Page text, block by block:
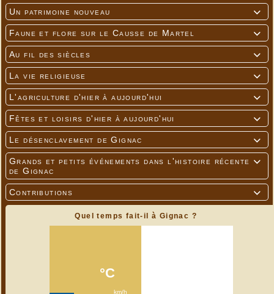

Un patrimoine nouveau

Faune et flore sur le Causse de Martel

Au fil des siècles

La vie religieuse

L'agriculture d'hier à aujourd'hui

Fêtes et loisirs d'hier à aujourd'hui

Le désenclavement de Gignac

Grands et petits événements dans l'histoire récente
de Gignac

Contributions
Quel temps fait-il à Gignac ?